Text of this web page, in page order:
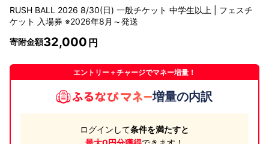
RUSH BALL 2026 8/30(日) 一般チケット 中学生以上 | フェスチ
ケット 入場券 ※2026年8月～発送
寄附金額32,000
エントリー＋チャージでマネー増量！
増量の内訳
ログインして条件を満たすと